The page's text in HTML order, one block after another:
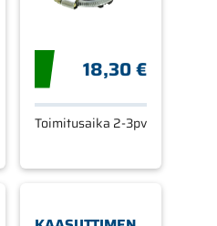
18,30 €
Toimitusaika 2-3pv